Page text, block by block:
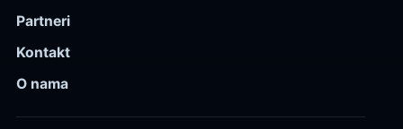
Partneri
Kontakt
O nama